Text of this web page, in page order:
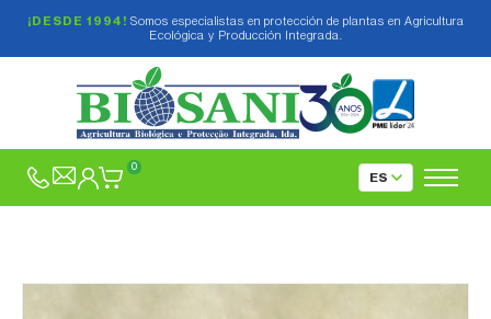
¡DESDE 1994! Somos especialistas en protección de plantas en Agricultura
Ecológica y Producción Integrada.
0